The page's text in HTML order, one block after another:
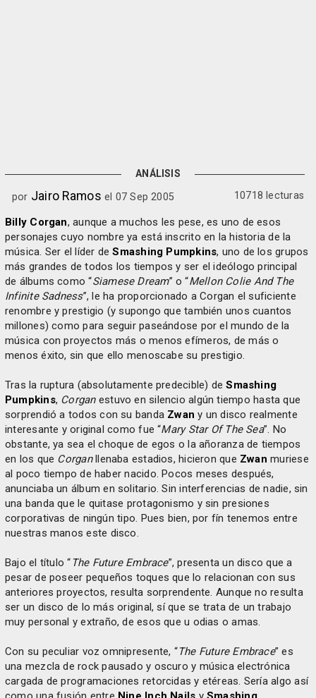
ANÁLISIS
por Jairo Ramos el 07 Sep 2005 10718 lecturas
Billy Corgan, aunque a muchos les pese, es uno de esos
personajes cuyo nombre ya está inscrito en la historia de la
música. Ser el líder de Smashing Pumpkins, uno de los grupos
más grandes de todos los tiempos y ser el ideólogo principal
de álbums como “Siamese Dream” o “Mellon Colie And The
Infinite Sadness”, le ha proporcionado a Corgan el suficiente
renombre y prestigio (y supongo que también unos cuantos
millones) como para seguir paseándose por el mundo de la
música con proyectos más o menos efímeros, de más o
menos éxito, sin que ello menoscabe su prestigio.
Tras la ruptura (absolutamente predecible) deSmashing
Pumpkins, Corganestuvo en silencio algún tiempo hasta que
sorprendió a todos con su banda Zwan y un disco realmente
interesante y original como fue “Mary Star Of The Sea”. No
obstante, ya sea el choque de egos o la añoranza de tiempos
en los que Corganllenaba estadios, hicieron que Zwan muriese
al poco tiempo de haber nacido. Pocos meses después,
anunciaba un álbum en solitario. Sin interferencias de nadie, sin
una banda que le quitase protagonismo y sin presiones
corporativas de ningún tipo. Pues bien, por fín tenemos entre
nuestras manos este disco.
Bajo el título “ The Future Embrace”, presenta un disco que a
pesar de poseer pequeños toques que lo relacionan con sus
anteriores proyectos, resulta sorprendente. Aunque no resulta
ser un disco de lo más original, sí que se trata de un trabajo
muy personal y extraño, de esos que u odias o amas.
Con su peculiar voz omnipresente, “The Future Embrace” es
una mezcla de rock pausado y oscuro y música electrónica
cargada de programaciones retorcidas y etéreas. Sería algo así